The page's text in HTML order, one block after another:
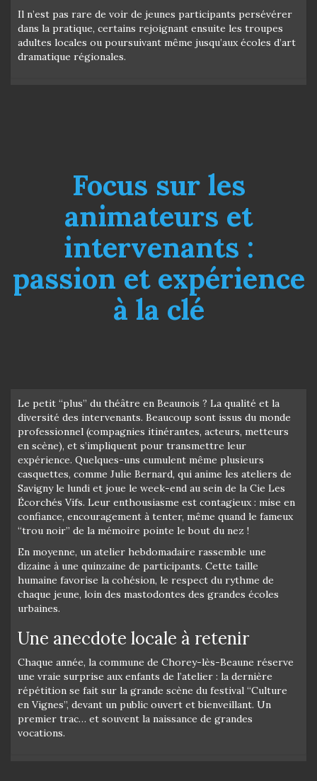
Il n’est pas rare de voir de jeunes participants persévérer
dans la pratique, certains rejoignant ensuite les troupes
adultes locales ou poursuivant même jusqu’aux écoles d’art
dramatique régionales.
Focus sur les
animateurs et
intervenants :
passion et expérience
à la clé
Le petit “plus” du théâtre en Beaunois ? La qualité et la
diversité des intervenants. Beaucoup sont issus du monde
professionnel (compagnies itinérantes, acteurs, metteurs
en scène), et s’impliquent pour transmettre leur
expérience. Quelques-uns cumulent même plusieurs
casquettes, comme Julie Bernard, qui anime les ateliers de
Savigny le lundi et joue le week-end au sein de la Cie Les
Écorchés Vifs. Leur enthousiasme est contagieux : mise en
confiance, encouragement à tenter, même quand le fameux
“trou noir” de la mémoire pointe le bout du nez !
En moyenne, un atelier hebdomadaire rassemble une
dizaine à une quinzaine de participants. Cette taille
humaine favorise la cohésion, le respect du rythme de
chaque jeune, loin des mastodontes des grandes écoles
urbaines.
Une anecdote locale à retenir
Chaque année, la commune de Chorey-lès-Beaune réserve
une vraie surprise aux enfants de l’atelier : la dernière
répétition se fait sur la grande scène du festival “Culture
en Vignes”, devant un public ouvert et bienveillant. Un
premier trac… et souvent la naissance de grandes
vocations.